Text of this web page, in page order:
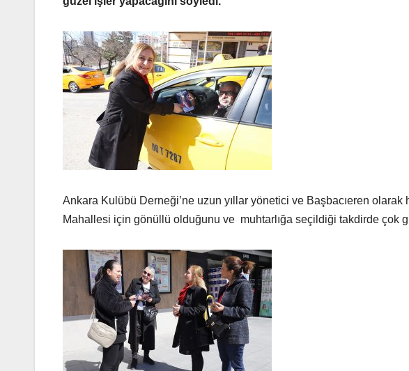
Ankara Kulübü Derneği’ne uzun yıllar yönetici ve Başbacıeren
Mahallesi için gönüllü olduğunu ve muhtarlığa seçildiği takdirde çok